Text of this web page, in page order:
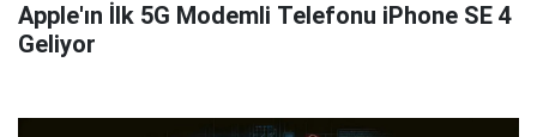
Apple'ın İlk 5G Modemli Telefonu iPhone SE 4
Geliyor